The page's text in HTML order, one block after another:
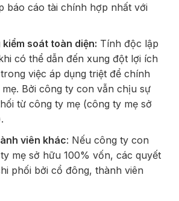
báo cáo tài chính hợp nhất với
soát toàn diện: Tính độc lập
có thể dẫn đến xung đột lợi ích
việc áp dụng triệt để chính
Bởi công ty con vẫn chịu sự
từ công ty mẹ (công ty mẹ sở
viên khác: Nếu công ty con
mẹ sở hữu 100% vốn, các quyết
phối bởi cổ đông, thành viên